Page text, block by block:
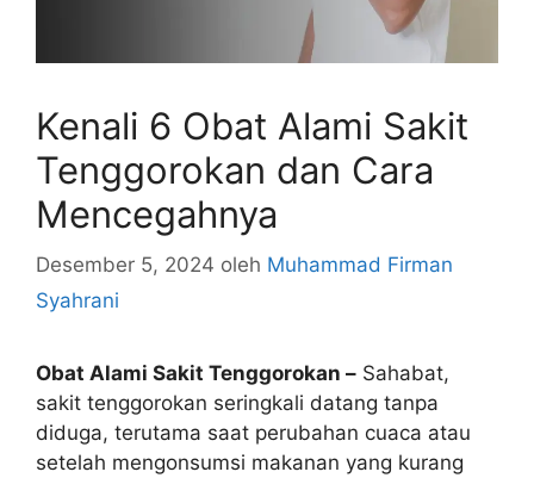
Kenali 6 Obat Alami Sakit
Tenggorokan dan Cara
Mencegahnya
Desember 5, 2024 oleh Muhammad Firman
Syahrani
Obat Alami Sakit Tenggorokan – Sahabat,
sakit tenggorokan seringkali datang tanpa
diduga, terutama saat perubahan cuaca atau
setelah mengonsumsi makanan yang kurang